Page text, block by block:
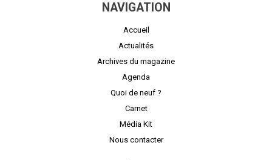
NAVIGATION
Accueil
Actualités
Archives du magazine
Agenda
Quoi de neuf ?
Carnet
Média Kit
Nous contacter